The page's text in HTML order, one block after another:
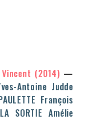
(2014)
Antoine Judde
François
SORTIE Amélie